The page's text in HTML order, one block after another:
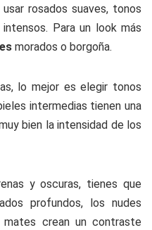
rosados suaves, tonos
Para un look más
morados o borgoña.
lo mejor es elegir tonos
intermedias tienen una
bien la intensidad de los
y oscuras, tienes que
profundos, los nudes
crean un contraste